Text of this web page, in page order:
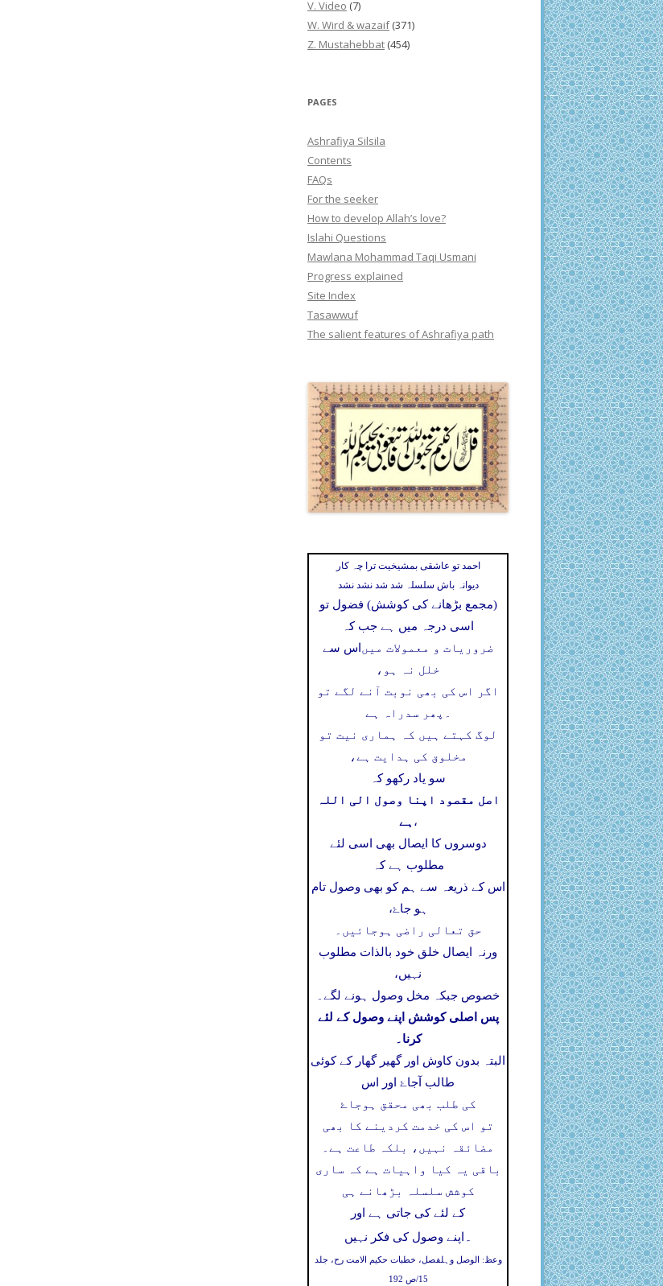
V. Video (7)
W. Wird & wazaif(371)
Z. Mustahebbat (454)
PAGES
Ashrafiya Silsila
Contents
FAQs
For the seeker
How to develop Allah’s love?
Islahi Questions
Mawlana Mohammad Taqi Usmani
Progress explained
Site Index
Tasawwuf
The salient features of Ashrafiya path
احمد تو عاشقی بمشیخیت ترا چہ کار
دیوانہ باش سلسلہ شد شد نشد نشد
(مجمع بڑھانے کی کوشش) فضول تو
اسی درجہ میں ہے جب کہ
اس سے ضروریات و معمولات میں
خلل نہ ہو،
اگر اس کی بھی نوبت آنے لگے تو
پھر سدراہ ہے ۔
لوگ کہتے ہیں کہ ہماری نیت تو
مخلوق کی ہدایت ہے،
سو یاد رکھو کہ
اصل مقصود اپنا وصول الی اللہ
ہے ،
دوسروں کا ایصال بھی اسی لئے
مطلوب ہے کہ
اس کے ذریعہ سے ہم کو بھی وصول تام
ہو جاۓ،
حق تعالی راضی ہوجائیں۔
ورنہ ایصال خلق خود بالذات مطلوب
نہیں،
خصوص جبکہ مخل وصول ہونے لگے۔
پس اصلی کوشش اپنے وصول کے لئے
کرنا۔
البتہ بدون کاوش اور گھیر گھار کے کوئی
طالب آجاۓ اور اس
کی طلب بھی محقق ہوجاۓ
تو اس کی خدمت کردینے کا بھی
مضائقہ نہیں، بلکہ طاعت ہے۔
باقی یہ کیا واہیات ہے کہ ساری
کوشش سلسلہ بڑھانے ہی
کے لئے کی جاتی ہے اور
اپنے وصول کی فکر نہیں ۔
وعظ: الوصل وہلفصل، خطبات حکیم الامت رح، جلد
15/ص 192